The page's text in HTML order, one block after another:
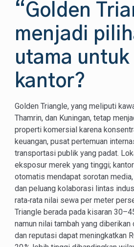
“Golden
menjadi
utama untuk
kantor?
Golden Triangle, yang meliputi
Thamrin, dan Kuningan, tetap
properti komersial karena
keuangan, pusat pertemuan
transportasi publik yang padat.
eksposur merek yang tinggi;
otomatis mendapat sorotan
dan peluang kolaborasi lintas
rata‑rata nilai sewa per meter
Triangle berada pada kisaran
namun nilai tambah yang
dan reputasi dapat meningkatkan